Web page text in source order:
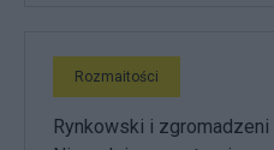
Rozmaitości
Rynkowski i